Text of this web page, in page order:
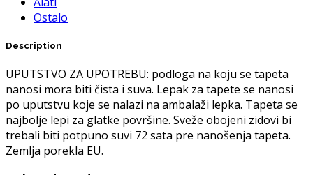
Ostalo
Description
UPUTSTVO ZA UPOTREBU: podloga na koju se tapeta
nanosi mora biti čista i suva. Lepak za tapete se nanosi
po uputstvu koje se nalazi na ambalaži lepka. Tapeta se
najbolje lepi za glatke površine. Sveže obojeni zidovi bi
trebali biti potpuno suvi 72 sata pre nanošenja tapeta.
Zemlja porekla EU.